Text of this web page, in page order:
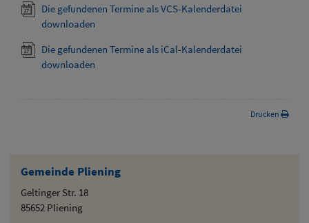
Gemeinde Pliening
Geltinger Str. 18
85652 Pliening
Die gefundenen Termine als VCS-Kalenderdatei
downloaden
Die gefundenen Termine als iCal-Kalenderdatei
downloaden
Drucken